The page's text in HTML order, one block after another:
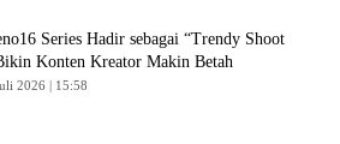
Series Hadir sebagai “Trendy Shoot
Konten Kreator Makin Betah
2026 | 15:58